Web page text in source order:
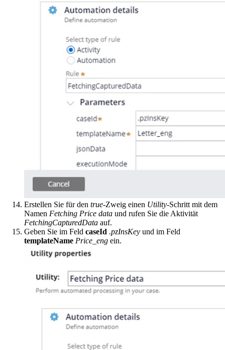
Erstellen Sie für den true-Zweig einen Utility-Schritt mit dem
Namen Fetching Price data und rufen Sie die Aktivität
FetchingCapturedData auf.
Geben Sie im Feld caseId .pzInsKey und im Feld
templateName Price_eng ein.